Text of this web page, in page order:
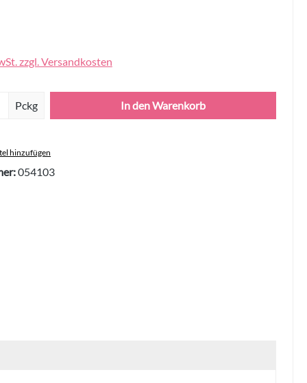
zzgl. Versandkosten
Gib den gewünschten Wert ein
Pckg In den Warenkorb
hinzufügen
054103